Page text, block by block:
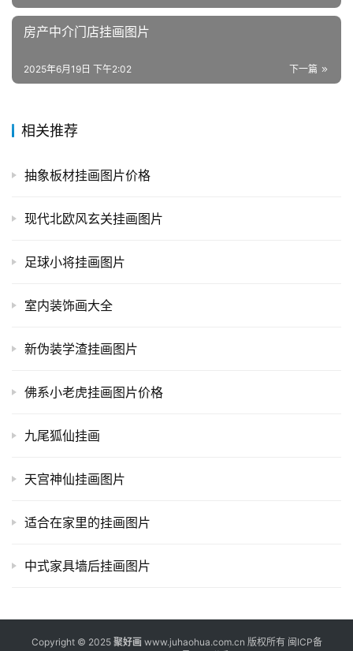
房产中介门店挂画图片
下一篇
2025年6月19日 下午2:02
相关推荐
抽象板材挂画图片价格
现代北欧风玄关挂画图片
足球小将挂画图片
室内装饰画大全
新伪装学渣挂画图片
佛系小老虎挂画图片价格
九尾狐仙挂画
天宫神仙挂画图片
适合在家里的挂画图片
中式家具墙后挂画图片
Copyright © 2025 聚好画www.juhaohua.com.cn 版权所有 闽ICP备